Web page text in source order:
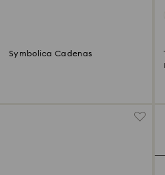
Symbolica Cadenas